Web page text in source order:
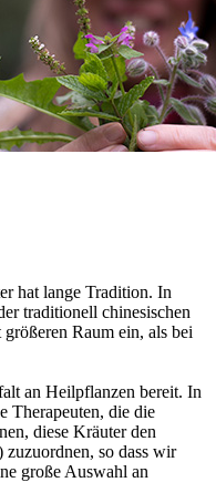
hat lange Tradition. In
traditionell chinesischen
Raum ein, als bei
an Heilpflanzen bereit. In
Therapeuten, die die
diese Kräuter den
zuzuordnen, so dass wir
große Auswahl an